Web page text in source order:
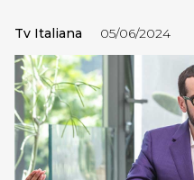
Tv Italiana 05/06/2024